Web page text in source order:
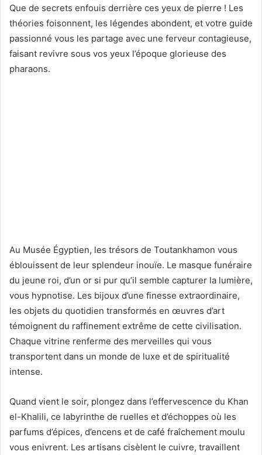
Que de secrets enfouis derrière ces yeux de pierre ! Les
théories foisonnent, les légendes abondent, et votre guide
passionné vous les partage avec une ferveur contagieuse,
faisant revivre sous vos yeux l’époque glorieuse des
pharaons.
Au Musée Égyptien, les trésors de Toutankhamon vous
éblouissent de leur splendeur inouïe. Le masque funéraire
du jeune roi, d’un or si pur qu’il semble capturer la lumière,
vous hypnotise. Les bijoux d’une finesse extraordinaire,
les objets du quotidien transformés en œuvres d’art
témoignent du raffinement extrême de cette civilisation.
Chaque vitrine renferme des merveilles qui vous
transportent dans un monde de luxe et de spiritualité
intense.
Quand vient le soir, plongez dans l’effervescence du Khan
el-Khalili, ce labyrinthe de ruelles et d’échoppes où les
parfums d’épices, d’encens et de café fraîchement moulu
vous enivrent. Les artisans cisèlent le cuivre, travaillent